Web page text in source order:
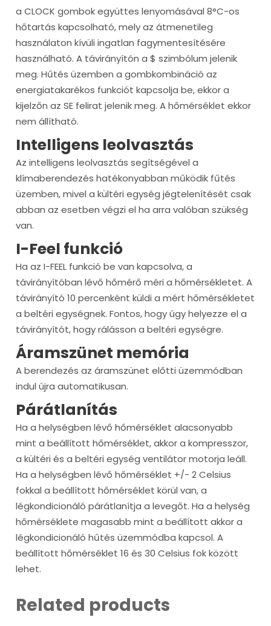
a CLOCK gombok együttes lenyomásával 8°C-os
hőtartás kapcsolható, mely az átmenetileg
használaton kívüli ingatlan fagymentesítésére
használható. A távirányítón a $ szimbólum jelenik
meg. Hűtés üzemben a gombkombináció az
energiatakarékos funkciót kapcsolja be, ekkor a
kijelzőn az SE felirat jelenik meg. A hőmérséklet ekkor
nem állítható.
Intelligens leolvasztás
Az intelligens leolvasztás segítségével a
klímaberendezés hatékonyabban működik fűtés
üzemben, mivel a kültéri egység jégtelenítését csak
abban az esetben végzi el ha arra valóban szükség
van.
I-Feel funkció
Ha az I-FEEL funkció be van kapcsolva, a
távirányítóban lévő hőmérő méri a hőmérsékletet. A
távirányító 10 percenként küldi a mért hőmérsékletet
a beltéri egységnek. Fontos, hogy úgy helyezze el a
távirányítót, hogy rálásson a beltéri egységre.
Áramszünet memória
A berendezés az áramszünet előtti üzemmódban
indul újra automatikusan.
Párátlanítás
Ha a helységben lévő hőmérséklet alacsonyabb
mint a beállított hőmérséklet, akkor a kompresszor,
a kültéri és a beltéri egység ventilátor motorja leáll.
Ha a helységben lévő hőmérséklet +/- 2 Celsius
fokkal a beállított hőmérséklet körül van, a
légkondicionáló párátlanítja a levegőt. Ha a helység
hőmérséklete magasabb mint a beállított akkor a
légkondicionáló hűtés üzemmódba kapcsol. A
beállított hőmérséklet 16 és 30 Celsius fok között
lehet.
Related products